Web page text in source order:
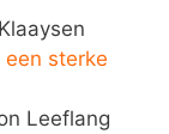
sterke
Leeflang